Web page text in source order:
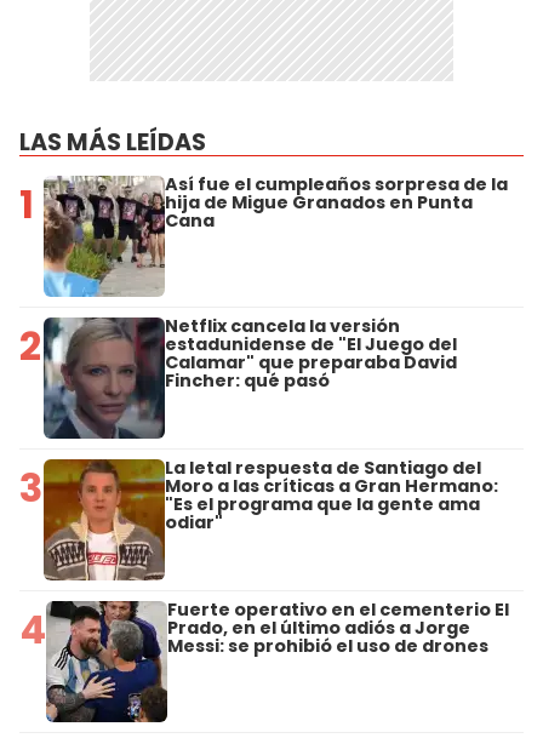
LAS MÁS LEÍDAS
1 Así fue el cumpleaños sorpresa de la
hija de Migue Granados en Punta
Cana
2 Netflix cancela la versión
estadunidense de "El Juego del
Calamar" que preparaba David
Fincher: qué pasó
3 La letal respuesta de Santiago del
Moro a las críticas a Gran Hermano:
"Es el programa que la gente ama
odiar"
4 Fuerte operativo en el cementerio El
Prado, en el último adiós a Jorge
Messi: se prohibió el uso de drones